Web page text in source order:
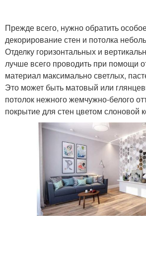
Прежде всего, нужно обратить
декорирование стен и потолка
Отделку горизонтальных и
лучше всего проводить при помощи
материал максимально светлых,
Это может быть матовый или
потолок нежного жемчужно-белого
покрытие для стен цветом слоновой